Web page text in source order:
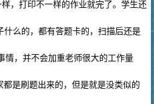
，打印不一样的作业就完了。学生还
什么的，都有答题卡的，扫描后还是
情，并不会加重老师很大的工作量
都是刷题出来的，但是就是没类似的